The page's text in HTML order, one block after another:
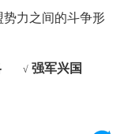
力之间的斗争形
√ 强军兴国